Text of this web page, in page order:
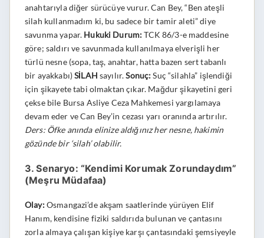
anahtarıyla diğer sürücüye vurur. Can Bey, “Ben ateşli
silah kullanmadım ki, bu sadece bir tamir aleti” diye
savunma yapar. Hukuki Durum:TCK 86/3-e maddesine
göre; saldırı ve savunmada kullanılmaya elverişli her
türlü nesne (sopa, taş, anahtar, hatta bazen sert tabanlı
bir ayakkabı)SİLAH sayılır.Sonuç:Suç “silahla” işlendiği
için şikayete tabi olmaktan çıkar. Mağdur şikayetini geri
çekse bile Bursa Asliye Ceza Mahkemesi yargılamaya
devam eder ve Can Bey’in cezası yarı oranında artırılır.
Ders: Öfke anında elinize aldığınız her nesne, hakimin
gözünde bir ‘silah’ olabilir.
3. Senaryo: “Kendimi Korumak Zorundaydım”
(Meşru Müdafaa)
Olay:Osmangazi’de akşam saatlerinde yürüyen Elif
Hanım, kendisine fiziki saldırıda bulunan ve çantasını
zorla almaya çalışan kişiye karşı çantasındaki şemsiyeyle